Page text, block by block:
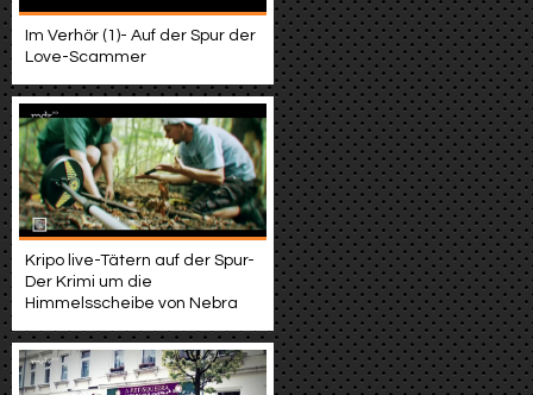
Im Verhör (1)- Auf der Spur der
Love-Scammer
Kripo live-Tätern auf der Spur-
Der Krimi um die
Himmelsscheibe von Nebra